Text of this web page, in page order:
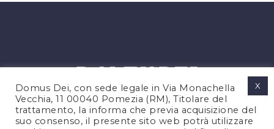
Domus Dei, con sede legale in Via Monachella
Vecchia, 11 00040 Pomezia (RM), Titolare del
trattamento, la informa che previa acquisizione del
suo consenso, il presente sito web potrà utilizzare
X